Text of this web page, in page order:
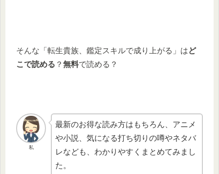
そんな「転生貴族、鑑定スキルで成り上がる」はど
こで読める ？ 無料で読める？
私
最新のお得な読み方はもちろん、アニメ
や小説、気になる打ち切りの噂やネタバ
レなども、わかりやすくまとめてみまし
た。